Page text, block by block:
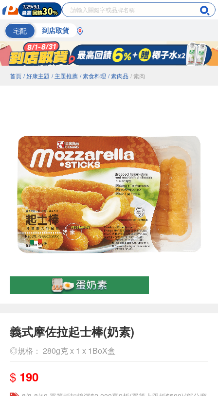
宅配 到店取貨
首頁 / 好康主題 / 主題推薦 / 素食料理 / 素肉品 / 素肉
義式摩佐拉起士棒(奶素)
◎規格： 280g克 x 1 x 1BoX盒
$ 190